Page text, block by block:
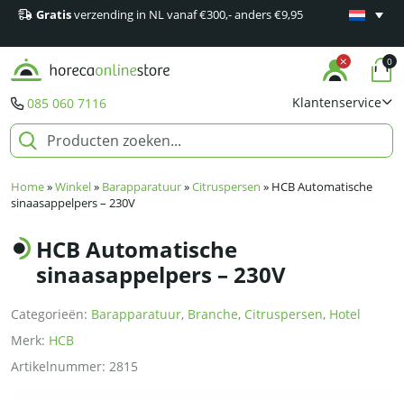
Gratisverzending in NL vanaf €300,- anders €9,95
Minimaal
085 060 7116 Klantenservice
0
Home»Winkel» Barapparatuur»Citruspersen » HCB Automatische
sinaasappelpers – 230V
HCB Automatische
sinaasappelpers – 230V
Categorieën: Barapparatuur, Branche, Citruspersen, Hotel
Merk: HCB
Artikelnummer: 2815